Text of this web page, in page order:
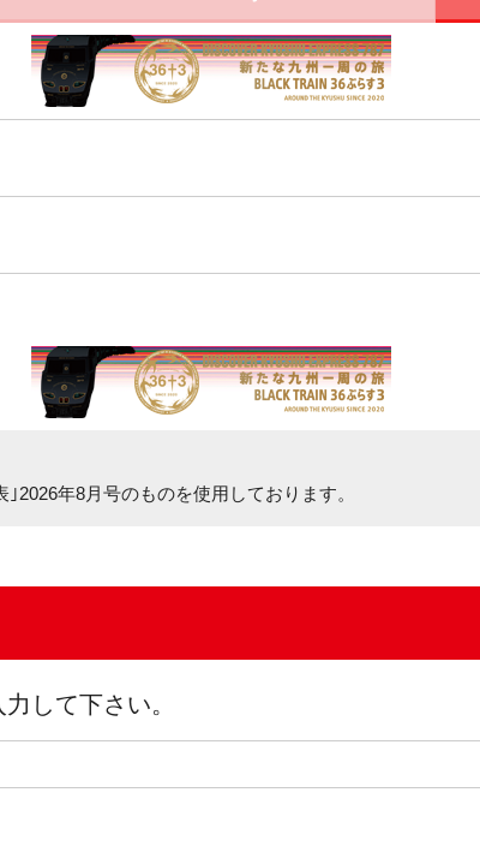
｣2026年8月号のものを使用しております。
して下さい。